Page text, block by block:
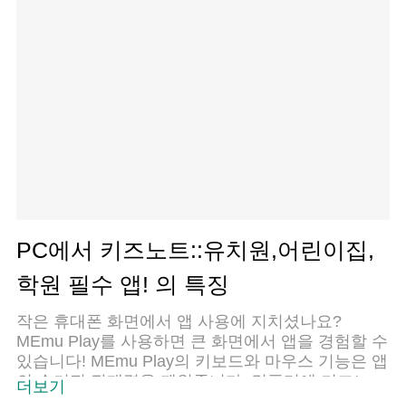
PC에서 키즈노트::유치원,어린이집,
학원 필수 앱! 의 특징
작은 휴대폰 화면에서 앱 사용에 지치셨나요?
MEmu Play를 사용하면 큰 화면에서 앱을 경험할 수
있습니다! MEmu Play의 키보드와 마우스 기능은 앱
의 숨겨진 잠재력을 깨워줍니다. 컴퓨터에 키즈노
더보기